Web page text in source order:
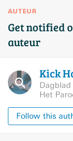
AUTEUR
Get notified
auteur
Kick
Het
Follow this